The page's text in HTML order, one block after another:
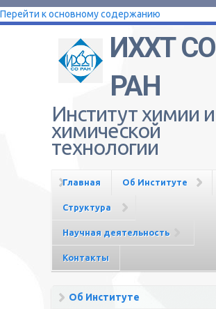
Перейти к основному содержанию
ИХХТ СО
РАН
Институт химии и
химической
технологии
Главная Об Институте
Структура
Научная деятельность
Контакты
Об Институте